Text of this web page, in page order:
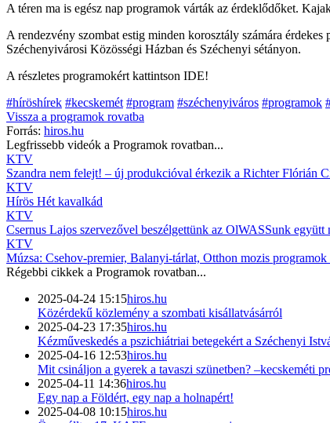
A téren ma is egész nap programok várták az érdeklődőket.
A rendezvény szombat estig minden korosztály számára
Széchenyivárosi Közösségi Házban és Széchenyi sétányon.
A részletes programokért kattintson IDE!
#híröshírek #kecskemét #program #széchenyiváros #programok
Vissza a programok rovatba
Forrás: hiros.hu
Legfrissebb videók a Programok rovatban...
KTV
Szandra nem felejt! – új produkcióval érkezik a Richter Flórián
KTV
Hírös Hét kavalkád
KTV
Csernus Lajos szervezővel beszélgettünk az OlWASSunk
KTV
Múzsa: Csehov-premier, Balanyi-tárlat, Otthon mozis programok
Régebbi cikkek a Programok rovatban...
2025-04-24 15:15hiros.hu
Közérdekű közlemény a szombati kisállatvásárról
2025-04-23 17:35hiros.hu
Kézműveskedés a pszichiátriai betegekért a Széchenyi
2025-04-16 12:53hiros.hu
Mit csináljon a gyerek a tavaszi szünetben? –kecskeméti
2025-04-11 14:36hiros.hu
Egy nap a Földért, egy nap a holnapért!
2025-04-08 10:15hiros.hu